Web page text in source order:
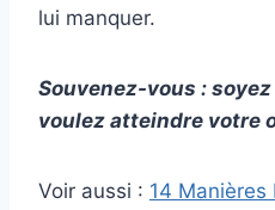
lui manquer.
Souvenez-vous :
voulez atteindre votre
Voir aussi : 14 Manières